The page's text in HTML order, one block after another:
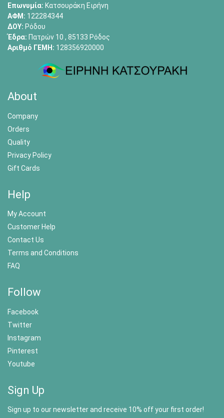
Επωνυμία: Κατσουράκη Ειρήνη
ΑΦΜ: 122284344
ΔΟΥ: Ρόδου
Έδρα: Πατρών 10 , 85133 Ρόδος
Αριθμό ΓΕΜΗ: 128356920000
About
Company
Orders
Quality
Privacy Policy
Gift Cards
Help
My Account
Customer Help
Contact Us
Terms and Conditions
FAQ
Follow
Facebook
Twitter
Instagram
Pinterest
Youtube
Sign Up
Sign up to our newsletter and receive 10% off your first order!